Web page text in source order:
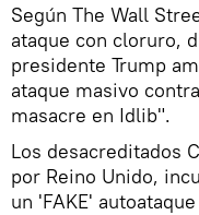
Según The Wall
ataque con cloruro,
presidente Trump
ataque masivo
masacre en Idlib".
Los desacreditados
por Reino Unido,
un 'FAKE'